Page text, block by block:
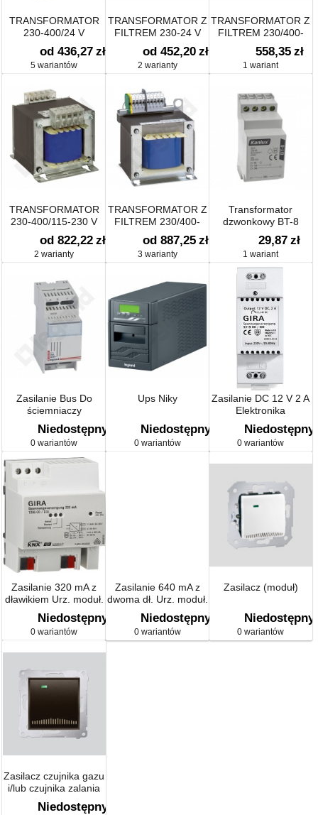
TRANSFORMATOR
230-400/24 V
od 436,27 zł
5 wariantów
TRANSFORMATOR Z
FILTREM 230-24 V
od 452,20 zł
2 warianty
TRANSFORMATOR Z
FILTREM 230/400-
24/48
558,35 zł
1 wariant
TRANSFORMATOR
230-400/115-230 V
od 822,22 zł
2 warianty
TRANSFORMATOR Z
FILTREM 230/400-
115/230
od 887,25 zł
3 warianty
Transformator
dzwonkowy BT-8
8/12/24V
29,87 zł
1 wariant
Zasilanie Bus Do
ściemniaczy
Niedostępny
0 wariantów
Ups Niky
Niedostępny
0 wariantów
Zasilanie DC 12 V 2 A
Elektronika
Niedostępny
0 wariantów
Zasilanie 320 mA z
dławikiem Urz. moduł.
KNX
Niedostępny
0 wariantów
Zasilanie 640 mA z
dwoma dł. Urz. moduł.
KNX
Niedostępny
0 wariantów
Zasilacz (moduł)
Niedostępny
0 wariantów
Zasilacz czujnika gazu
i/lub czujnika zalania
(moduł)
Niedostępny